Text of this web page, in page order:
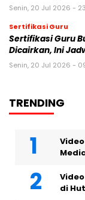
Senin, 20 Jul 2026 -
Sertifikasi Guru
Sertifikasi Guru
Dicairkan, Ini
Senin, 20 Jul 2026 -
TRENDING
di